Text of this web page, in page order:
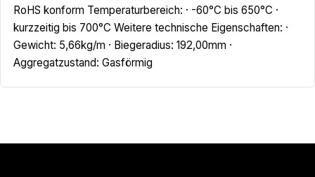
RoHS konform Temperaturbereich: · -60°C bis 650°C ·
kurzzeitig bis 700°C Weitere technische Eigenschaften: ·
Gewicht: 5,66kg/m · Biegeradius: 192,00mm ·
Aggregatzustand: Gasförmig